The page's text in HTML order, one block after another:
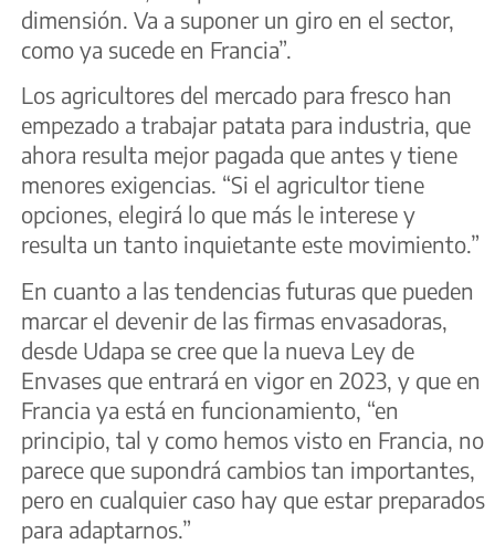
dimensión. Va a suponer un giro en el sector,
como ya sucede en Francia”.
Los agricultores del mercado para fresco han
empezado a trabajar patata para industria, que
ahora resulta mejor pagada que antes y tiene
menores exigencias. “Si el agricultor tiene
opciones, elegirá lo que más le interese y
resulta un tanto inquietante este movimiento.”
En cuanto a las tendencias futuras que pueden
marcar el devenir de las firmas envasadoras,
desde Udapa se cree que la nueva Ley de
Envases que entrará en vigor en 2023, y que en
Francia ya está en funcionamiento, “en
principio, tal y como hemos visto en Francia, no
parece que supondrá cambios tan importantes,
pero en cualquier caso hay que estar preparados
para adaptarnos.”